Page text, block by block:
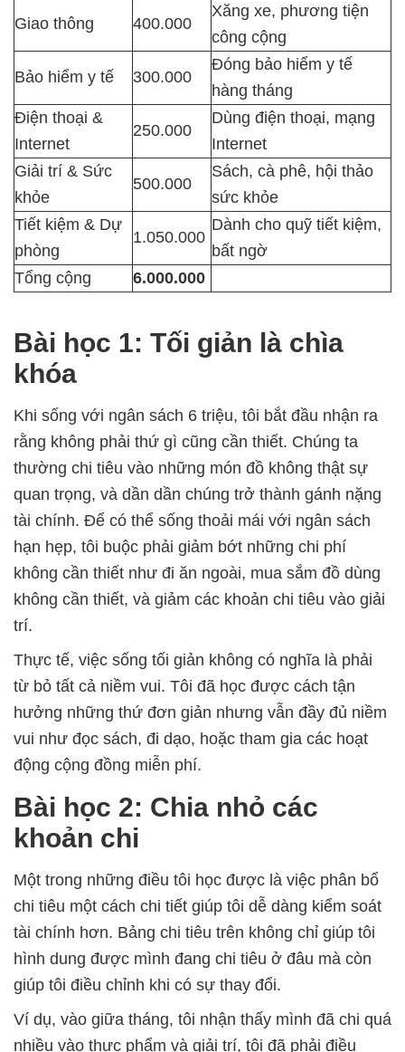
Giao thông 400.000
Xăng xe, phương tiện
công cộng
Bảo hiểm y tế 300.000
Đóng bảo hiểm y tế
hàng tháng
Điện thoại &
Internet
250.000
Dùng điện thoại, mạng
Internet
Giải trí & Sức
khỏe
500.000
Sách, cà phê, hội thảo
sức khỏe
Tiết kiệm & Dự
phòng
1.050.000
Dành cho quỹ tiết kiệm,
bất ngờ
Tổng cộng
6.000.000
Bài học 1: Tối giản là chìa
khóa
Khi sống với ngân sách 6 triệu, tôi bắt đầu nhận ra
rằng không phải thứ gì cũng cần thiết. Chúng ta
thường chi tiêu vào những món đồ không thật sự
quan trọng, và dần dần chúng trở thành gánh nặng
tài chính. Để có thể sống thoải mái với ngân sách
hạn hẹp, tôi buộc phải giảm bớt những chi phí
không cần thiết như đi ăn ngoài, mua sắm đồ dùng
không cần thiết, và giảm các khoản chi tiêu vào giải
trí.
Thực tế, việc sống tối giản không có nghĩa là phải
từ bỏ tất cả niềm vui. Tôi đã học được cách tận
hưởng những thứ đơn giản nhưng vẫn đầy đủ niềm
vui như đọc sách, đi dạo, hoặc tham gia các hoạt
động cộng đồng miễn phí.
Bài học 2: Chia nhỏ các
khoản chi
Một trong những điều tôi học được là việc phân bổ
chi tiêu một cách chi tiết giúp tôi dễ dàng kiểm soát
tài chính hơn. Bảng chi tiêu trên không chỉ giúp tôi
hình dung được mình đang chi tiêu ở đâu mà còn
giúp tôi điều chỉnh khi có sự thay đổi.
Ví dụ, vào giữa tháng, tôi nhận thấy mình đã chi quá
nhiều vào thực phẩm và giải trí, tôi đã phải điều